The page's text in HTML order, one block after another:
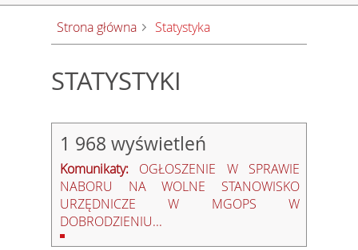
Strona główna Statystyka
STATYSTYKI
1 968 wyświetleń
Komunikaty: OGŁOSZENIE W SPRAWIE
NABORU NA WOLNE STANOWISKO
URZĘDNICZE W MGOPS W
DOBRODZIENIU...